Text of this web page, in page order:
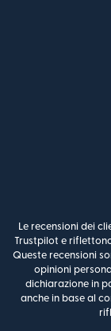
Le recensioni dei
Trustpilot e
Queste recensioni
opinioni
dichiarazione in
anche in base al